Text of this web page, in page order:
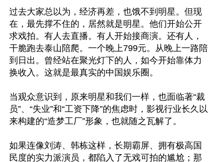
过去大家总以为，经济再差，也饿不到明星。但现
在，最先撑不住的，居然就是明星。他们开始公开
求戏拍。有人去直播。有人开始接商演。还有人，
干脆跑去泰山陪爬。一个晚上799元。从晚上一路陪
到日出。曾经站在聚光灯下的人，如今开始靠体力
换收入。这就是最真实的中国娱乐圈。
当观众意识到，原来明星和我们一样，也面临著“裁
员”、“失业”和“工资下降”的焦虑时，影视行业长久以
来构建的“造梦工厂”形象，也就随之瓦解了。
如果连像刘涛、韩栋这样，长期霸屏、拥有极高国
民度的实力派演员，都陷入了无戏可拍的尴尬；那